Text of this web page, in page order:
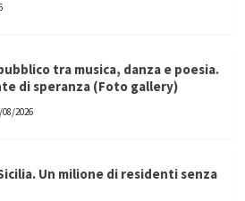
tra musica, danza e poesia.
di speranza (Foto gallery)
08/2026
Un milione di residenti senza